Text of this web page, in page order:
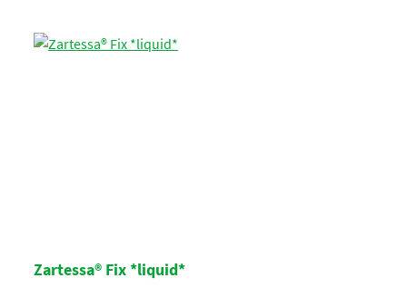
Zartessa® Fix *liquid*